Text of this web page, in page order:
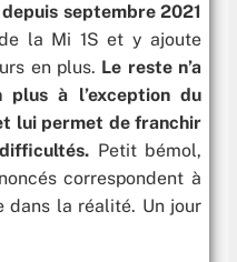
septembre 2021
la Mi 1S et y ajoute
en plus. Le reste n’a
plus à l’exception du
lui permet de franchir
Petit bémol,
correspondent à
dans la réalité. Un jour